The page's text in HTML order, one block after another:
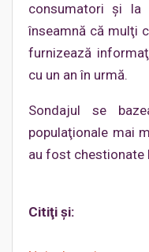
consumatori şi la
înseamnă că mulţi
furnizează
cu un an în urmă.
Sondajul se
populaţionale mai
au fost chestionate
Citiţi şi: